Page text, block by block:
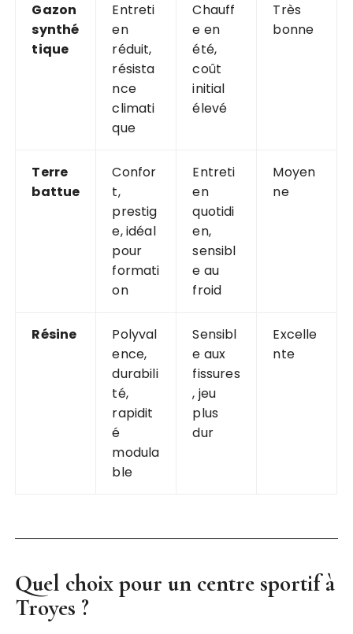
Gazon
synthé
tique
Entreti
en
réduit,
résista
nce
climati
que
Chauff
e en
été,
coût
initial
élevé
Très
bonne
Terre
battue
Confor
t,
prestig
e, idéal
pour
formati
on
Entreti
en
quotidi
en,
sensibl
e au
froid
Moyen
ne
Résine
Polyval
ence,
durabili
té,
rapidit
é
modula
ble
Sensibl
e aux
fissures
, jeu
plus
dur
Excelle
nte
Quel choix pour un centre sportif à
Troyes ?